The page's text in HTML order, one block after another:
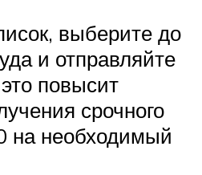
выберите до
и отправляйте
повысит
срочного
на необходимый